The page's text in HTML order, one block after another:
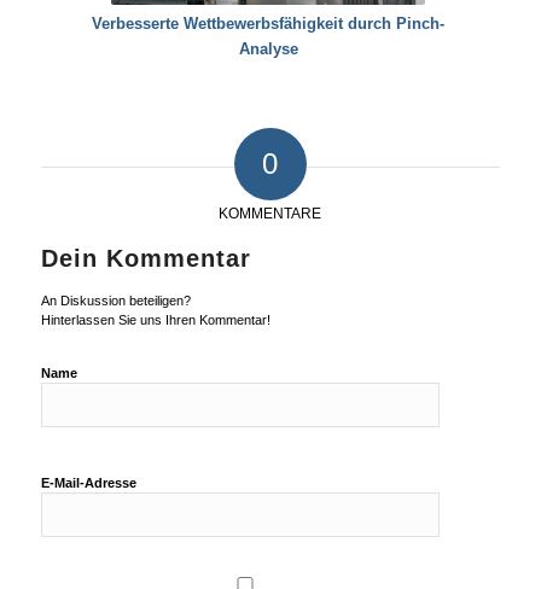
Verbesserte Wettbewerbsfähigkeit durch Pinch-
Analyse
0
KOMMENTARE
Dein Kommentar
An Diskussion beteiligen?
Hinterlassen Sie uns Ihren Kommentar!
Name
E-Mail-Adresse